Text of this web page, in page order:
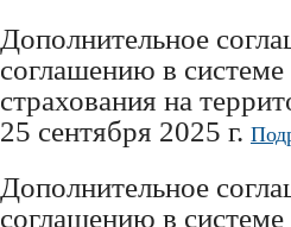
Дополнительное
соглашению в системе
страхования на
25 сентября 2025 г.
Дополнительное
соглашению в системе